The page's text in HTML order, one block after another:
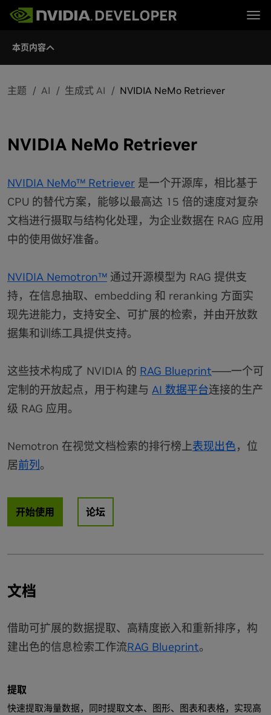
首页
论坛
文档
下载
主题
行业
本页内容
主题 AI 生成式 AI NVIDIA NeMo Retriever
NVIDIA NeMo Retriever
NVIDIA NeMo™ Retriever 是一个开源库，相比基于
CPU 的替代方案，能够以最高达 15 倍的速度对复杂
文档进行摄取与结构化处理，为企业数据在 RAG 应用
中的使用做好准备。
NVIDIA Nemotron™ 通过开源模型为 RAG 提供支
持，在信息抽取、embedding 和 reranking 方面实
现先进能力，支持安全、可扩展的检索，并由开放数
据集和训练工具提供支持。
这些技术构成了 NVIDIA 的 RAG Blueprint——一个可
定制的开放起点，用于构建与 AI 数据平台连接的生产
级 RAG 应用。
Nemotron 在视觉文档检索的排行榜上表现出色，位
居前列 。
开始使用 论坛
文档
借助可扩展的数据提取、高精度嵌入和重新排序，构
建出色的信息检索工作流RAG Blueprint。
提取
快速提取海量数据，同时提取文本、图形、图表和表格，实现高